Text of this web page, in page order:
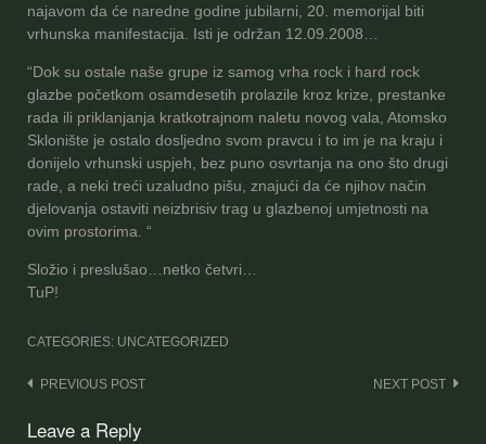
najavom da će naredne godine jubilarni, 20. memorijal biti
vrhunska manifestacija. Isti je održan 12.09.2008…
“Dok su ostale naše grupe iz samog vrha rock i hard rock
glazbe početkom osamdesetih prolazile kroz krize, prestanke
rada ili priklanjanja kratkotrajnom naletu novog vala, Atomsko
Sklonište je ostalo dosljedno svom pravcu i to im je na kraju i
donijelo vrhunski uspjeh, bez puno osvrtanja na ono što drugi
rade, a neki treći uzaludno pišu, znajući da će njihov način
djelovanja ostaviti neizbrisiv trag u glazbenoj umjetnosti na
ovim prostorima. “
Složio i preslušao…netko četvri…
TuP!
CATEGORIES: UNCATEGORIZED
Post
navigation
PREVIOUS POST NEXT POST
Leave a Reply